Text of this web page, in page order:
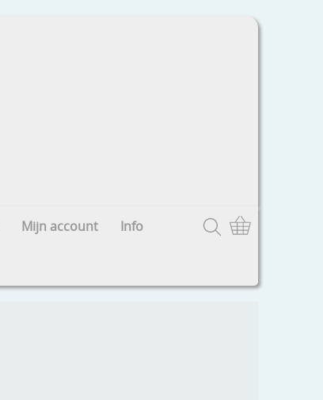
Mijn account Info